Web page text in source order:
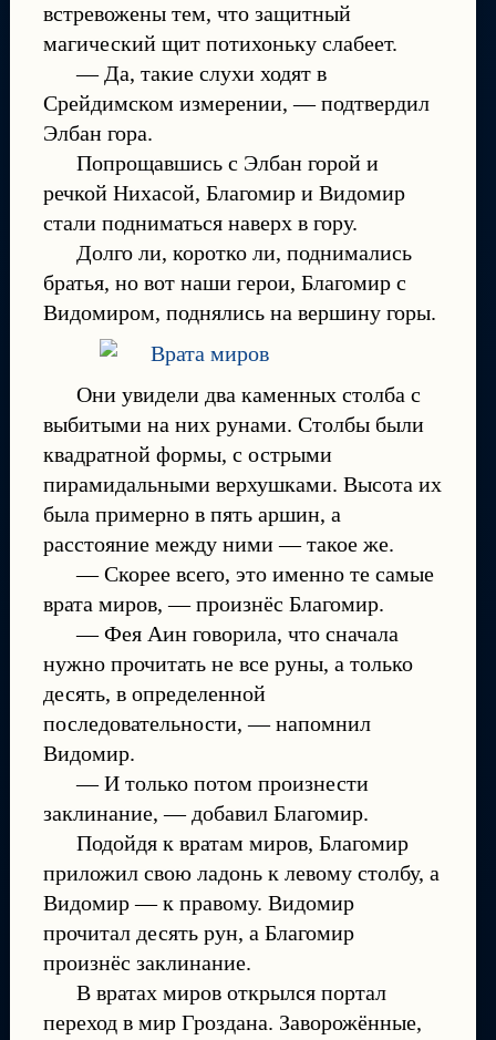
встревожены тем, что защитный
магический щит потихоньку слабеет.
— Да, такие слухи ходят в
Срейдимском измерении, — подтвердил
Элбан гора.
Попрощавшись с Элбан горой и
речкой Нихасой, Благомир и Видомир
стали подниматься наверх в гору.
Долго ли, коротко ли, поднимались
братья, но вот наши герои, Благомир с
Видомиром, поднялись на вершину горы.
Они увидели два каменных столба с
выбитыми на них рунами. Столбы были
квадратной формы, с острыми
пирамидальными верхушками. Высота их
была примерно в пять аршин, а
расстояние между ними — такое же.
— Скорее всего, это именно те самые
врата миров, — произнёс Благомир.
— Фея Аин говорила, что сначала
нужно прочитать не все руны, а только
десять, в определенной
последовательности, — напомнил
Видомир.
— И только потом произнести
заклинание, — добавил Благомир.
Подойдя к вратам миров, Благомир
приложил свою ладонь к левому столбу, а
Видомир — к правому. Видомир
прочитал десять рун, а Благомир
произнёс заклинание.
В вратах миров открылся портал
переход в мир Гроздана. Заворожённые,